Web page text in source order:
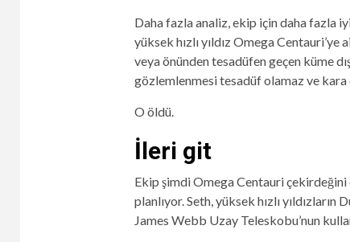
Daha fazla analiz, ekip için daha fazla
yüksek hızlı yıldız Omega
veya önünden tesadüfen geçen küme
gözlemlenmesi tesadüf olamaz ve kara
O öldü.
İleri git
Ekip şimdi Omega Centauri çekirdeğini
planlıyor. Seth, yüksek hızlı
James Webb Uzay Teleskobu’nun